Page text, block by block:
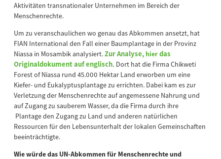
Aktivitäten transnationaler Unternehmen im Bereich der
Menschenrechte.
Um zu veranschaulichen wo genau das Abkommen ansetzt, hat
FIAN International den Fall einer Baumplantage in der Provinz
Niassa in Mosambik analysiert.Zur Analyse, hierdas
Originaldokument auf englisch. Dort hat die Firma Chikweti
Forest of Niassa rund 45.000 Hektar Land erworben um eine
Kiefer- und Eukalyptusplantage zu errichten. Dabei kam es zur
Verletzung der Menschenrechte auf angemessene Nahrung und
auf Zugang zu sauberem Wasser, da die Firma durch ihre
Plantage den Zugang zu Land und anderen natürlichen
Ressourcen für den Lebensunterhalt der lokalen Gemeinschaften
beeinträchtigte.
Wie würde das UN-Abkommen für Menschenrechte und